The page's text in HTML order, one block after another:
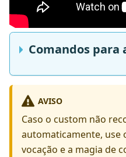
Comandos para
AVISO
Caso o custom não
automaticamente, use
vocação e a magia de